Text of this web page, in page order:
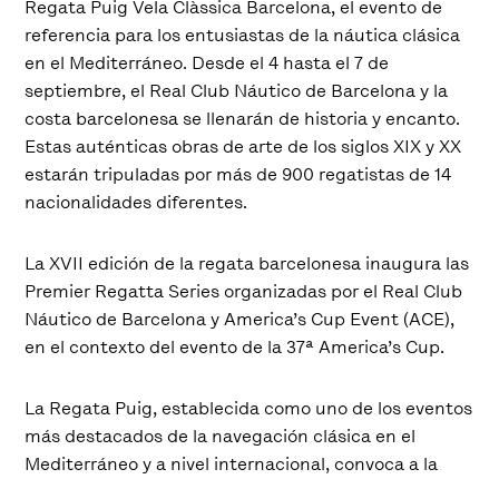
Regata Puig Vela Clàssica Barcelona, el evento de
referencia para los entusiastas de la náutica clásica
en el Mediterráneo. Desde el 4 hasta el 7 de
septiembre, el Real Club Náutico de Barcelona y la
costa barcelonesa se llenarán de historia y encanto.
Estas auténticas obras de arte de los siglos XIX y XX
estarán tripuladas por más de 900 regatistas de 14
nacionalidades diferentes.
La XVII edición de la regata barcelonesa inaugura las
Premier Regatta Series organizadas por el Real Club
Náutico de Barcelona y America’s Cup Event (ACE),
en el contexto del evento de la 37ª America’s Cup.
La Regata Puig, establecida como uno de los eventos
más destacados de la navegación clásica en el
Mediterráneo y a nivel internacional, convoca a la